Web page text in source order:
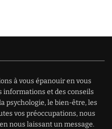
à vous épanouir en vous
informations et des conseils
psychologie, le bien-être, les
vos préoccupations, nous
nous laissant un message.